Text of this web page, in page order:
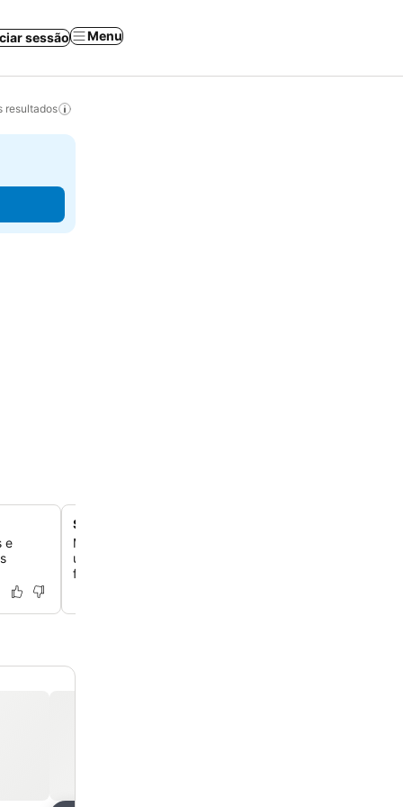
sessão Menu
resultados
e
Sauna relaxante e sala de vapor
Mergulhe na tranquilidade da área de bem-estar do
uma sauna perfeita para você se aquecer depois de
frias da cidade.